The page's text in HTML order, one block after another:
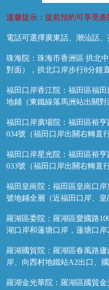
溫馨提示：提前預約可享受
電話可選擇廣東話、潮汕話
珠海院：珠海市香洲區 拱北
對面），拱北口岸步行8分鐘
福田口岸香江院：福田區福
地鋪（東鐵線落馬洲站出關對
福田口岸廣場院：福田區裕
034號（福田口岸出關右轉直
福田口岸星光院：福田區裕
033號（福田口岸出關右轉直
福田皇崗院：福田區皇崗口
號地鋪全層（近福田口岸、皇
羅湖區委院：羅湖區愛國路
湖口岸和蓮塘口岸，蓮塘口岸
羅湖國貿院：羅湖區春風路
岸、向西村地鐵站A2出口、
羅湖金光華院：羅湖區國貿